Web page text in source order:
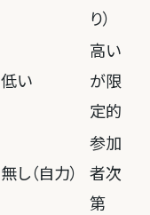
り）
低い
高い
が限
定的
無し（自力）
参加
者次
第